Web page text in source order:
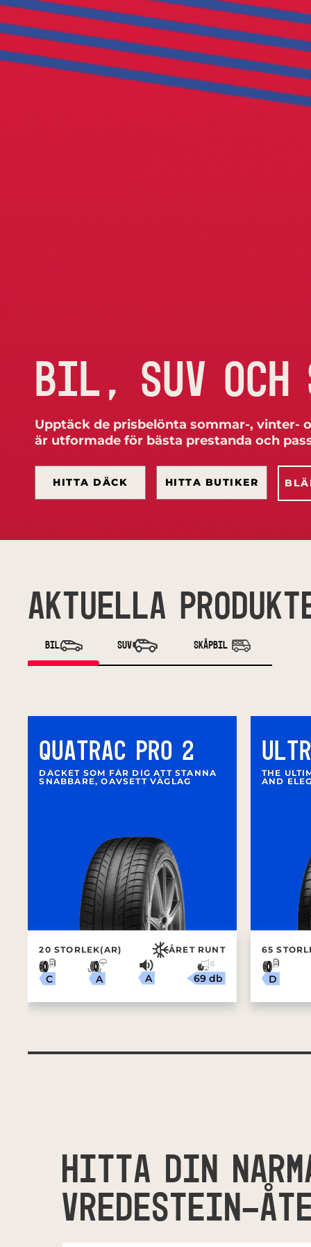
BIL, SUV OCH
Upptäck de prisbelönta sommar-, vinter-
är utformade för bästa prestanda och
HITTA DÄCK HITTA BUTIKER
AKTUELLA
BIL SUV SKÅPBIL
QUATRAC PRO 2
DÄCKET SOM FÅR DIG ATT STANNA
SNABBARE, OAVSETT VÄGLAG
20 STORLEK(AR) ÅRET RUNT
C A A 69 db
THE
AND
65
D
HITTA DIN
VREDESTEIN-